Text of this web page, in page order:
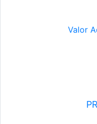
Valor